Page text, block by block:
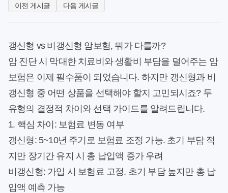
이전 게시글
다음 게시글
갱신형 vs 비갱신형 암보험, 뭐가 다를까?
암 진단 시 막대한 치료비와 생활비 부담을 덜어주는 암
보험은 이제 필수품이 되었습니다. 하지만 갱신형과 비
갱신형 중 어떤 상품을 선택해야 할지 고민되시죠? 두
유형의 결정적 차이와 선택 가이드를 알려드립니다.
1. 핵심 차이: 보험료 변동 여부
갱신형: 5~10년 주기로 보험료 조정 가능. 초기 부담 적
지만 장기간 유지 시 총 납입액 증가 우려
비갱신형: 가입 시 보험료 고정. 초기 부담 높지만 총 납
입액 예측 가능